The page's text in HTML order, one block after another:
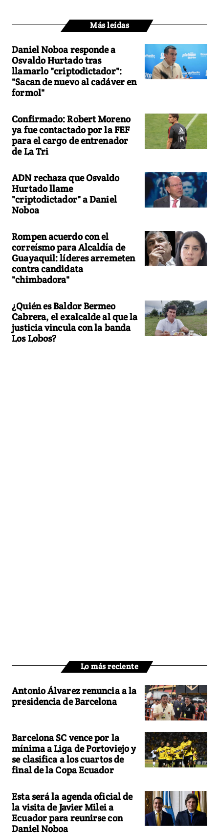
Más leídas
Daniel Noboa responde a
Osvaldo Hurtado tras
llamarlo "criptodictador":
"Sacan de nuevo al cadáver en
formol"
Confirmado: Robert Moreno
ya fue contactado por la FEF
para el cargo de entrenador
de La Tri
ADN rechaza que Osvaldo
Hurtado llame
"criptodictador" a Daniel
Noboa
Rompen acuerdo con el
correísmo para Alcaldía de
Guayaquil: líderes arremeten
contra candidata
"chimbadora"
¿Quién es Baldor Bermeo
Cabrera, el exalcalde al que la
justicia vincula con la banda
Los Lobos?
Lo más reciente
Antonio Álvarez renuncia a la
presidencia de Barcelona
Barcelona SC vence por la
mínima a Liga de Portoviejo y
se clasifica a los cuartos de
final de la Copa Ecuador
Esta será la agenda oficial de
la visita de Javier Milei a
Ecuador para reunirse con
Daniel Noboa